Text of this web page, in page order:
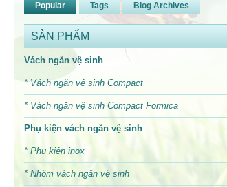
Popular Tags Blog Archives
SẢN PHẨM
Vách ngăn vệ sinh
* Vách ngăn vệ sinh Compact
* Vách ngăn vệ sinh Compact Formica
Phụ kiện vách ngăn vệ sinh
* Phụ kiện inox
* Nhôm vách ngăn vệ sinh